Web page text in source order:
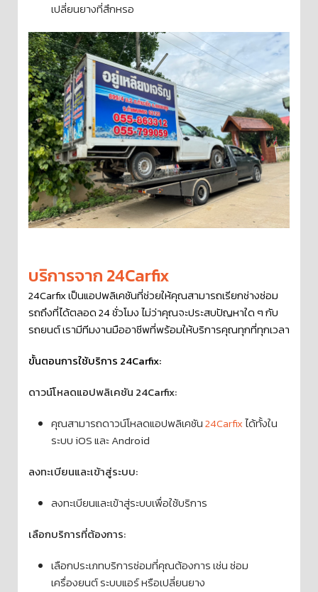
เปลี่ยนยางที่สึกหรอ
บริการจาก 24Carfix
24Carfix เป็นแอปพลิเคชันที่ช่วยให้คุณสามารถเรียกช่างซ่อม
รถถึงที่ได้ตลอด 24 ชั่วโมง ไม่ว่าคุณจะประสบปัญหาใด ๆ กับ
รถยนต์ เรามีทีมงานมืออาชีพที่พร้อมให้บริการคุณทุกที่ทุกเวลา
ขั้นตอนการใช้บริการ 24Carfix:
ดาวน์โหลดแอปพลิเคชัน 24Carfix:
คุณสามารถดาวน์โหลดแอปพลิเคชัน24Carfixได้ทั้งใน
ระบบ iOS และ Android
ลงทะเบียนและเข้าสู่ระบบ:
ลงทะเบียนและเข้าสู่ระบบเพื่อใช้บริการ
เลือกบริการที่ต้องการ:
เลือกประเภทบริการซ่อมที่คุณต้องการ เช่น ซ่อม
เครื่องยนต์ ระบบแอร์ หรือเปลี่ยนยาง